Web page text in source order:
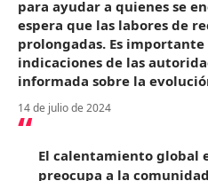
para ayudar a quienes se
espera que las labores de
prolongadas. Es
indicaciones de las
informada sobre la
14 de julio de 2024
El calentamiento global
preocupa a la